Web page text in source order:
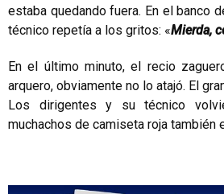
estaba quedando fuera. En el banco
técnico repetía a los gritos: «Mierda,
En el último minuto, el recio
arquero, obviamente no lo atajó. El
Los dirigentes y su técnico
muchachos de camiseta roja